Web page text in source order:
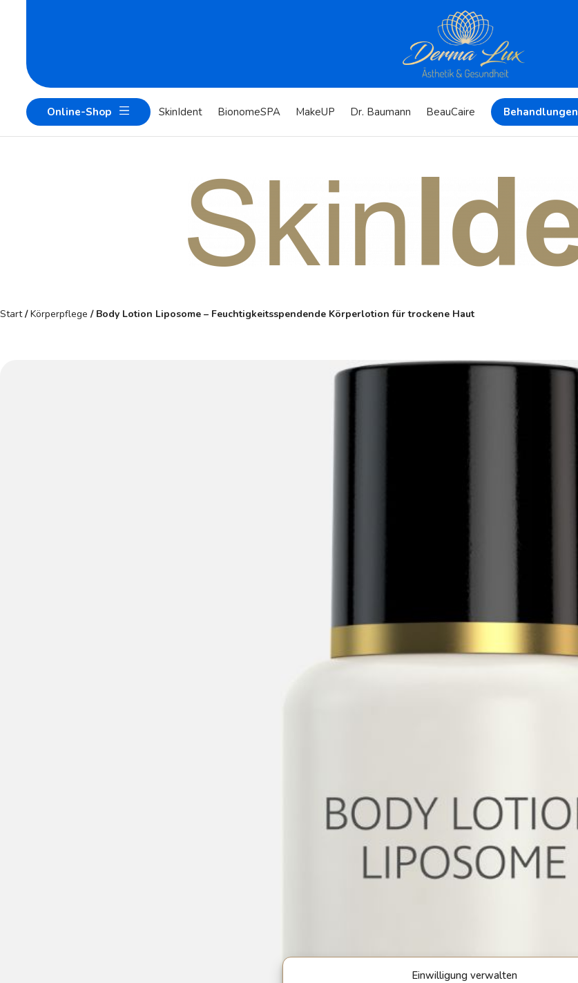
Einwilligung verwalten
Online-Shop SkinIdent BionomeSPA MakeUP Dr. Baumann BeauCaire Behandlungen
Start/Körperpflege / Body Lotion Liposome – Feuchtigkeitsspendende Körperlotion für trockene Haut